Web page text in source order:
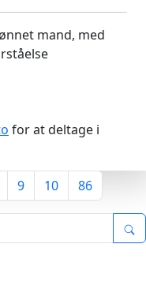
mand, med
for at deltage i
9 10 86